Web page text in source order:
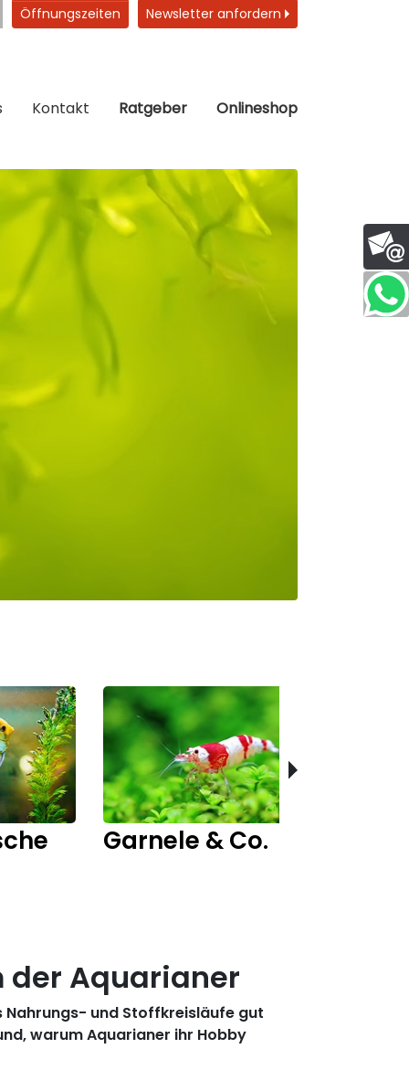
Öffnungszeiten Newsletter anfordern
Kontakt Ratgeber Onlineshop
Garnele & Co.
der Aquarianer
Nahrungs- und Stoffkreisläufe gut
warum Aquarianer ihr Hobby